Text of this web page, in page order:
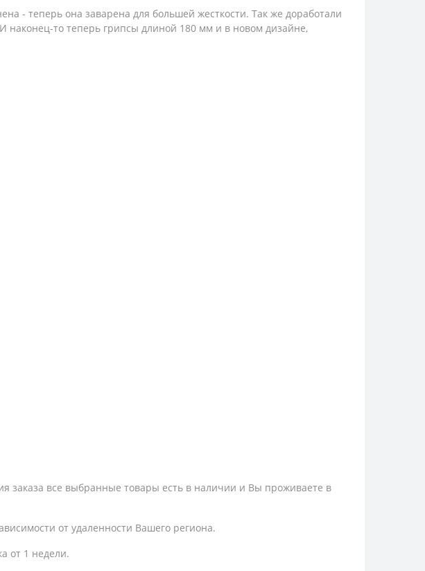
- теперь она заварена для большей жесткости. Так же доработали
наконец-то теперь грипсы длиной 180 мм и в новом дизайне,
заказа все выбранные товары есть в наличии и Вы проживаете в
от удаленности Вашего региона.
от 1 недели.